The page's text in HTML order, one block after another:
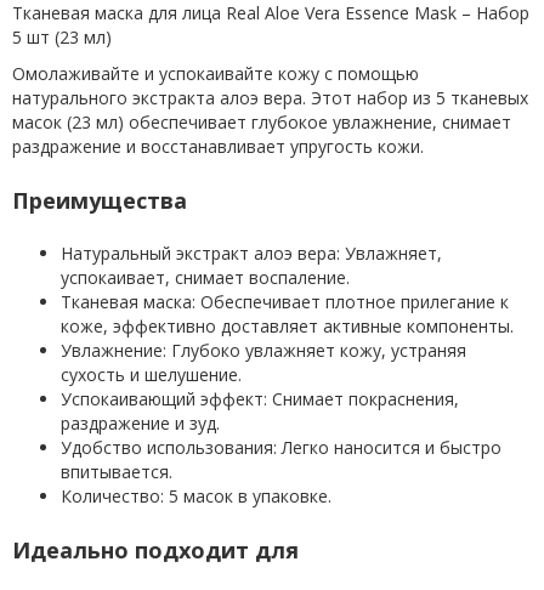
Тканевая маска для лица Real Aloe Vera Essence Mask – Набор
5 шт (23 мл)
Омолаживайте и успокаивайте кожу с помощью
натурального экстракта алоэ вера. Этот набор из 5 тканевых
масок (23 мл) обеспечивает глубокое увлажнение, снимает
раздражение и восстанавливает упругость кожи.
Преимущества
Натуральный экстракт алоэ вера: Увлажняет,
успокаивает, снимает воспаление.
Тканевая маска: Обеспечивает плотное прилегание к
коже, эффективно доставляет активные компоненты.
Увлажнение: Глубоко увлажняет кожу, устраняя
сухость и шелушение.
Успокаивающий эффект: Снимает покраснения,
раздражение и зуд.
Удобство использования: Легко наносится и быстро
впитывается.
Количество: 5 масок в упаковке.
Идеально подходит для